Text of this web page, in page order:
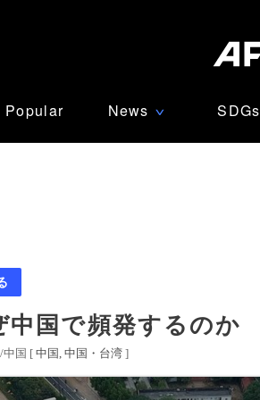
Popular News ∨ SDGs
中国で頻発するのか
中国 [ 中国 中国・台湾 ]